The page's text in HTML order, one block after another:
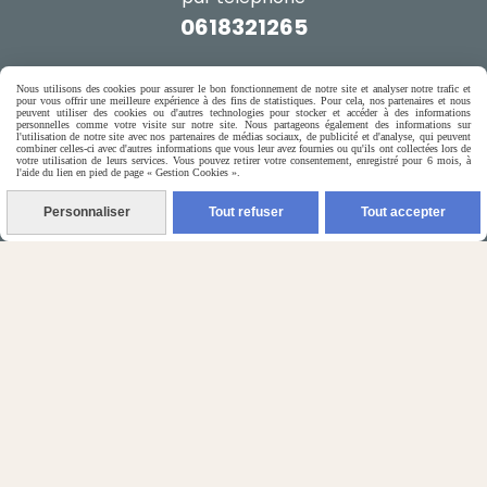
0618321265
ou par message
ENVOYER UN MESSAGE
Facebook est désactivé.
Nous utilisons des cookies pour assurer le bon fonctionnement de notre site et analyser notre trafic et
pour vous offrir une meilleure expérience à des fins de statistiques. Pour cela, nos partenaires et nous
peuvent utiliser des cookies ou d'autres technologies pour stocker et accéder à des informations
personnelles comme votre visite sur notre site. Nous partageons également des informations sur
l'utilisation de notre site avec nos partenaires de médias sociaux, de publicité et d'analyse, qui peuvent
combiner celles-ci avec d'autres informations que vous leur avez fournies ou qu'ils ont collectées lors de
votre utilisation de leurs services. Vous pouvez retirer votre consentement, enregistré pour 6 mois, à
l'aide du lien en pied de page « Gestion Cookies ».
Personnaliser Tout refuser Tout accepter